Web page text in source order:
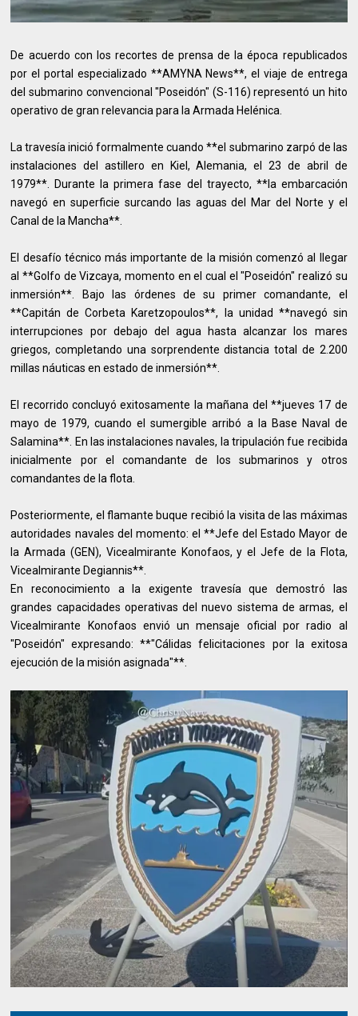
De acuerdo con los recortes de prensa de la época republicados
por el portal especializado **AMYNA News**, el viaje de entrega
del submarino convencional "Poseidón" (S-116) representó un hito
operativo de gran relevancia para la Armada Helénica.
La travesía inició formalmente cuando **el submarino zarpó de las
instalaciones del astillero en Kiel, Alemania, el 23 de abril de
1979**. Durante la primera fase del trayecto, **la embarcación
navegó en superficie surcando las aguas del Mar del Norte y el
Canal de la Mancha**.
El desafío técnico más importante de la misión comenzó al llegar
al **Golfo de Vizcaya, momento en el cual el "Poseidón" realizó su
inmersión**. Bajo las órdenes de su primer comandante, el
**Capitán de Corbeta Karetzopoulos**, la unidad **navegó sin
interrupciones por debajo del agua hasta alcanzar los mares
griegos, completando una sorprendente distancia total de 2.200
millas náuticas en estado de inmersión**.
El recorrido concluyó exitosamente la mañana del **jueves 17 de
mayo de 1979, cuando el sumergible arribó a la Base Naval de
Salamina**. En las instalaciones navales, la tripulación fue recibida
inicialmente por el comandante de los submarinos y otros
comandantes de la flota.
Posteriormente, el flamante buque recibió la visita de las máximas
autoridades navales del momento: el **Jefe del Estado Mayor de
la Armada (GEN), Vicealmirante Konofaos, y el Jefe de la Flota,
Vicealmirante Degiannis**.
En reconocimiento a la exigente travesía que demostró las
grandes capacidades operativas del nuevo sistema de armas, el
Vicealmirante Konofaos envió un mensaje oficial por radio al
"Poseidón" expresando: **"Cálidas felicitaciones por la exitosa
ejecución de la misión asignada"**.